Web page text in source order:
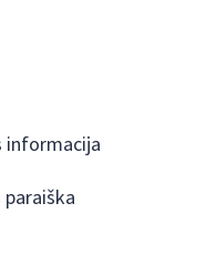
informacija